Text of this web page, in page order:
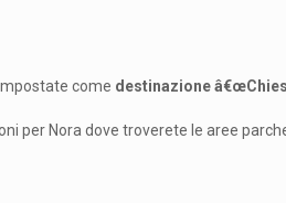
come destinazione
per Nora dove troverete le aree